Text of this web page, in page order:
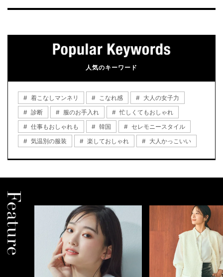
人気のキーワード
着こなしマンネリ こなれ感
大人の女子力
診断
服のお手入れ
忙しくてもおしゃれ
仕事もおしゃれも
韓国
セレモニースタイル
気温別の服装
楽しておしゃれ 大人かっこいい